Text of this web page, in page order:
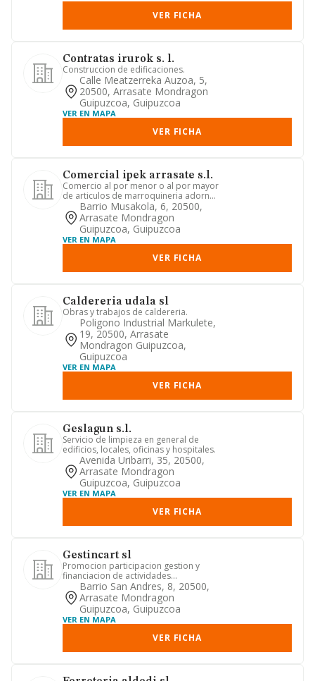
VER FICHA
Contratas irurok s. l.
Construccion de edificaciones.
Calle Meatzerreka Auzoa, 5,
20500, Arrasate Mondragon
Guipuzcoa, Guipuzcoa
VER EN MAPA
VER FICHA
Comercial ipek arrasate s.l.
Comercio al por menor o al por mayor
de articulos de marroquineria adorno
y regalo,
Barrio Musakola, 6, 20500,
Arrasate Mondragon
Guipuzcoa, Guipuzcoa
VER EN MAPA
VER FICHA
Caldereria udala sl
Obras y trabajos de caldereria.
Poligono Industrial Markulete,
19, 20500, Arrasate
Mondragon Guipuzcoa,
Guipuzcoa
VER EN MAPA
VER FICHA
Geslagun s.l.
Servicio de limpieza en general de
edificios, locales, oficinas y hospitales.
Avenida Uribarri, 35, 20500,
Arrasate Mondragon
Guipuzcoa, Guipuzcoa
VER EN MAPA
VER FICHA
Gestincart sl
Promocion participacion gestion y
financiacion de actividades
inmobiliarias etc.
Barrio San Andres, 8, 20500,
Arrasate Mondragon
Guipuzcoa, Guipuzcoa
VER EN MAPA
VER FICHA